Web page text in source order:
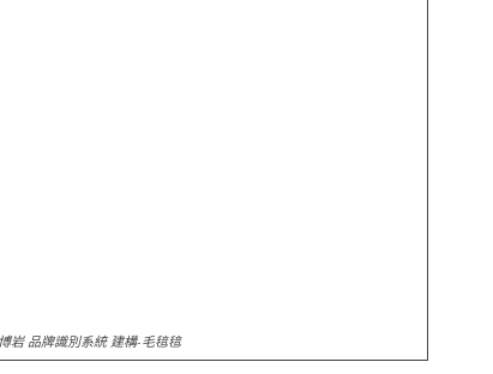
岩 品牌識別系統 建構-毛毰毰